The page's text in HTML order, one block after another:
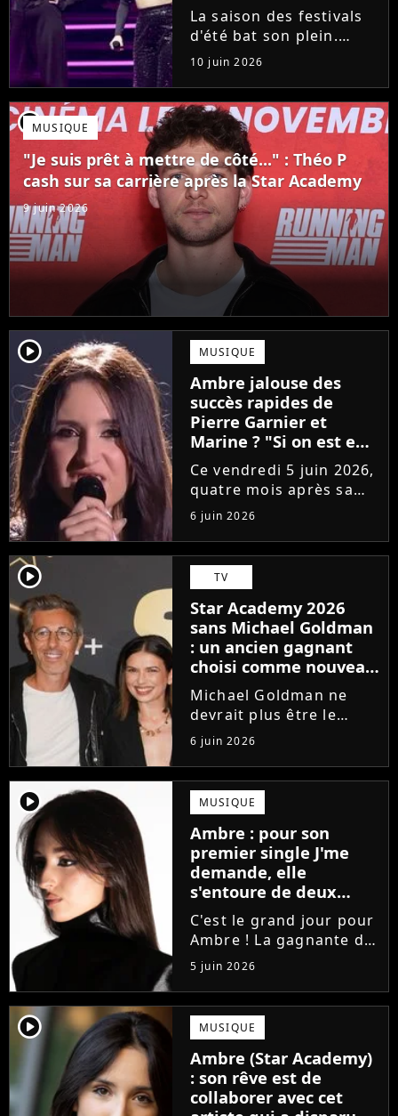
La saison des festivals
d'été bat son plein.
Avant sa venue à
Solidays ou aux
Francofolies, cette
chanteuse phare de la
pop francophone fait
une annonce de taille :
une fois sa tournée...
10 juin 2026
player2MUSIQUE
"Je suis prêt à mettre de côté..." : Théo P
cash sur sa carrière après la Star Academy
9 juin 2026
player2 MUSIQUE
Ambre jalouse des
succès rapides de
Pierre Garnier et
Marine ? "Si on est en
compétition..."
Ce vendredi 5 juin 2026,
quatre mois après sa
victoire à la Star
Academy, Ambre a
dévoilé J'me demande,
son premier single. Une
chanson arrivée
tardivement vis-à-vis
des carrières...
6 juin 2026
player2 TV
Star Academy 2026
sans Michael Goldman
: un ancien gagnant
choisi comme nouveau
directeur ?
Michael Goldman ne
devrait plus être le
directeur de la Star
Academy lors de la
saison 2026. Et pour lui
succéder, c'est un
ancien gagnant de
l'émission de TF1 qui
sera aujourd'hui...
6 juin 2026
player2 MUSIQUE
Ambre : pour son
premier single J'me
demande, elle
s'entoure de deux
proches de Slimane
C'est le grand jour pour
Ambre ! La gagnante de
la Star Academy fait ses
premiers pas dans
l'industrie en publiant
J'me demande, un
premier single que la
chanteuse a
confectionné avec...
5 juin 2026
player2 MUSIQUE
Ambre (Star Academy)
: son rêve est de
collaborer avec cet